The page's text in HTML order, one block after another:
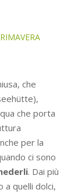
che
che porta
per la
ci sono
. Dai più
a quelli dolci,